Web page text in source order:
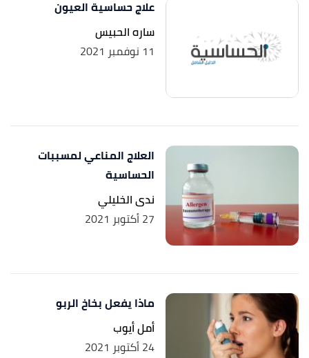
علاج حساسية العيون
ساره الحبيس
11 نوفمبر 2021
العلاج المناعي لمسببات
الحساسية
ندى الخليلي
27 أكتوبر 2021
ماذا يفعل بخاخ الربو
أمل أيوب
24 أكتوبر 2021